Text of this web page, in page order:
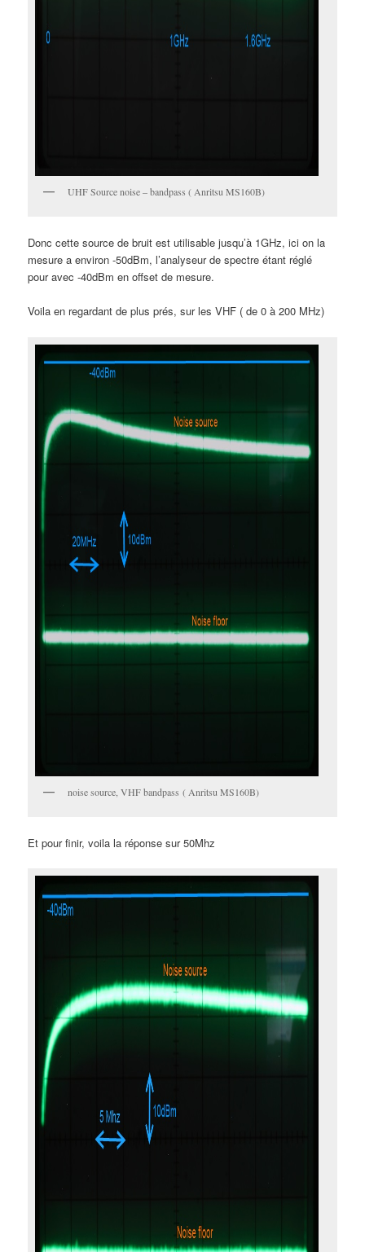
UHF Source noise – bandpass ( Anritsu MS160B)
Donc cette source de bruit est utilisable jusqu’à 1GHz, ici on la
mesure a environ -50dBm, l’analyseur de spectre étant réglé
pour avec -40dBm en offset de mesure.
Voila en regardant de plus prés, sur les VHF ( de 0 à 200 MHz)
noise source, VHF bandpass ( Anritsu MS160B)
Et pour finir, voila la réponse sur 50Mhz